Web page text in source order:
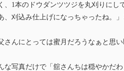
、1本のドウダンツツジを丸刈りに
、刈込み仕上げになっちゃったね。」
さんにとっては蜜月だろうなぁと思い
な写真だけで「舘さんちは穏やかだ